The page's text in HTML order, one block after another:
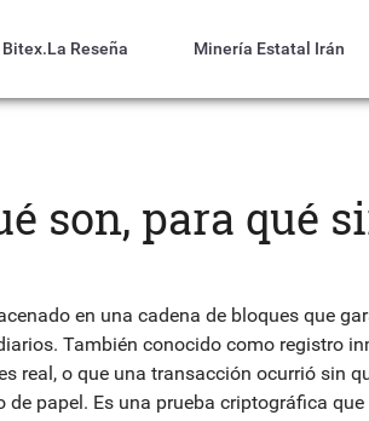
Bitex.la Reseña Minería Estatal Irán
son, para qué
en una cadena de bloques que
. También conocido como registro
real, o que una transacción ocurrió sin
papel. Es una prueba criptográfica que